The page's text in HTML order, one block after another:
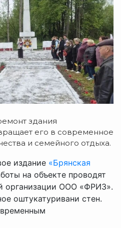
здания
его в современное
и семейного отдыха.
издание «Брянская
на объекте проводят
организации ООО «ФРИЗ».
оштукатуривани стен.